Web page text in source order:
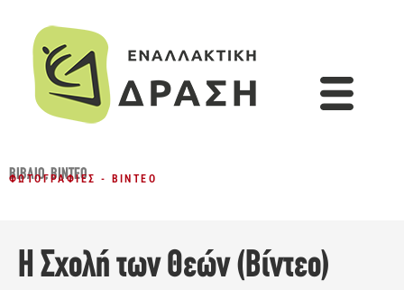
ΒΙΒΛΊΟ,ΒΊΝΤΕΟ
ΦΩΤΟΓΡΑΦΊΕΣ - ΒΊΝΤΕΟ
Η Σχολή των Θεών (Βίντεο)